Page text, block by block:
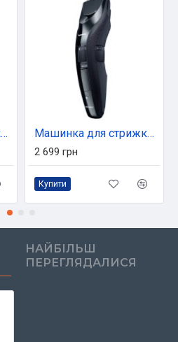
Машинка для стрижки Babyliss E974E Машинка для стрижки Panasonic ER-GC51-K520
2 699 грн
Купити
НАЙБІЛЬШ
ПЕРЕГЛЯДАЛИСЯ